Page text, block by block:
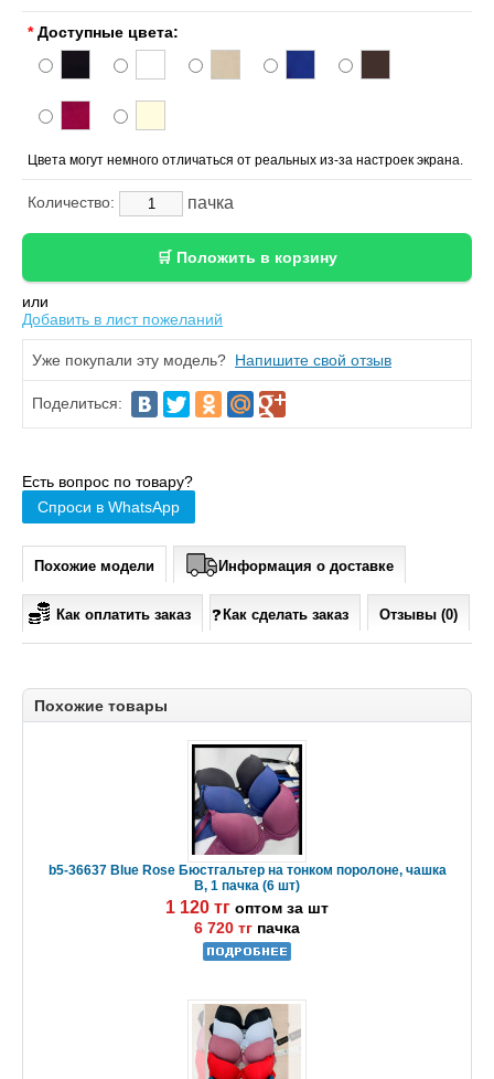
* Доступные цвета:
Цвета могут немного отличаться от реальных из-за настроек экрана.
Количество: пачка
или
Добавить в лист пожеланий
Уже покупали эту модель? Напишите свой отзыв
Поделиться:
Есть вопрос по товару?
Спроси в WhatsApp
Похожие модели Информация о доставке
Как оплатить заказ Как сделать заказ Отзывы (0)
Похожие товары
b5-36637 Blue Rose Бюстгальтер на тонком поролоне, чашка
В, 1 пачка (6 шт)
1 120 тг оптом за шт
6 720 тг пачка